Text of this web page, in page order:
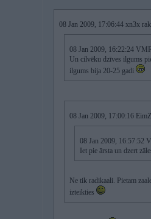
08 Jan 2009, 17:06:44 xn3x
08 Jan 2009, 16:22:24
Un cilvēku dzīves ilgums
ilgums bija 20-25 gadi
08 Jan 2009, 17:00:16
08 Jan 2009, 16:57:52
Iet pie ārsta un dzert
Ne tik radikaali. Pietam
izteikties